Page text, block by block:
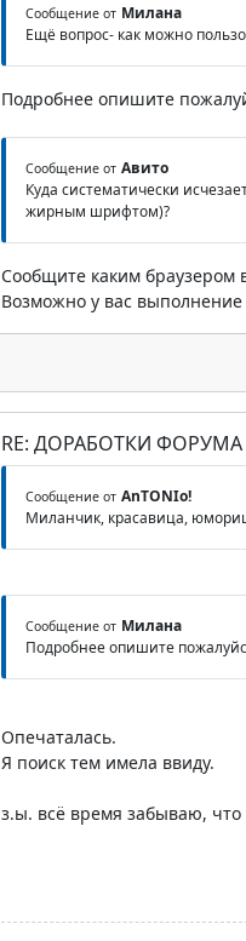
Сообщение от Милана
Ещё вопрос- как можно
Подробнее опишите
Сообщение от Авито
Куда систематически
жирным шрифтом)?
Сообщите каким браузером
Возможно у вас выполнение
RE: ДОРАБОТКИ ФОРУМА
Сообщение от AnTONIo!
Миланчик, красавица,
Сообщение от Милана
Подробнее опишите
Опечаталась.
Я поиск тем имела ввиду.
з.ы. всё время забываю,